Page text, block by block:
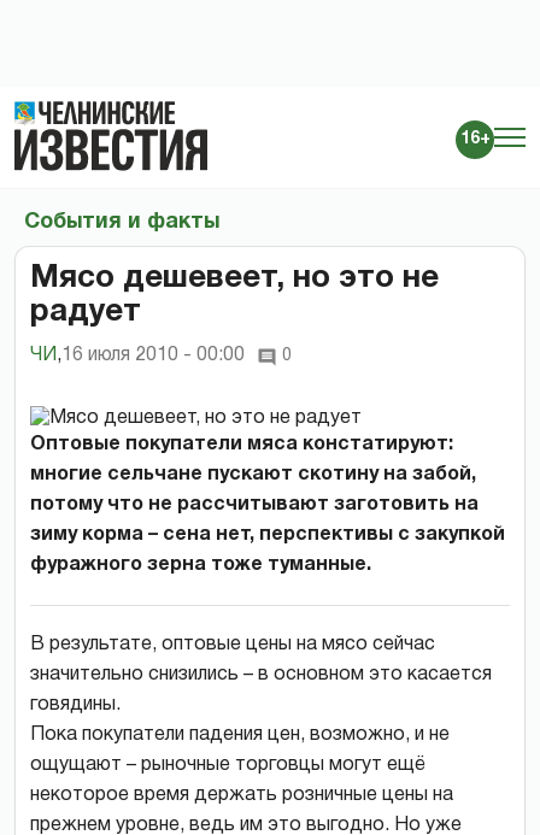
16+
События и факты
Мясо дешевеет, но это не
радует
ЧИ , 16 июля 2010 - 00:00 0
Оптовые покупатели мяса констатируют:
многие сельчане пускают скотину на забой,
потому что не рассчитывают заготовить на
зиму корма – сена нет, перспективы с закупкой
фуражного зерна тоже туманные.
В результате, оптовые цены на мясо сейчас
значительно снизились – в основном это касается
говядины.
Пока покупатели падения цен, возможно, и не
ощущают – рыночные торговцы могут ещё
некоторое время держать розничные цены на
прежнем уровне, ведь им это выгодно. Но уже